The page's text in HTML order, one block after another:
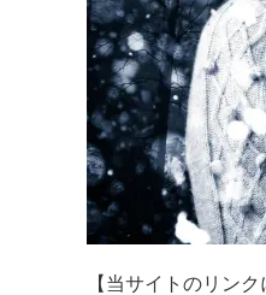
【当サイトのリン